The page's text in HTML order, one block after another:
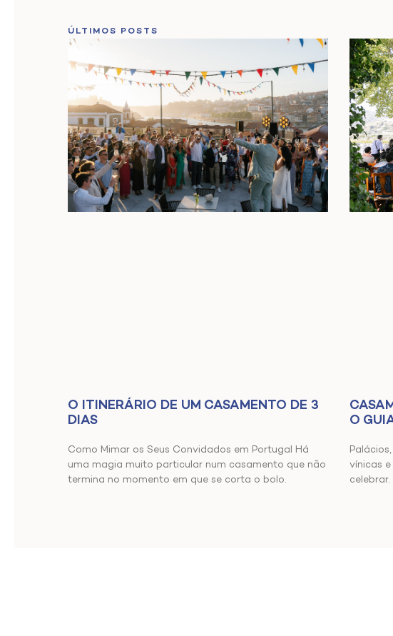
ÚLTIMOS POSTS
O ITINERÁRIO DE UM CASAMENTO DE 3
DIAS
Como Mimar os Seus Convidados em Portugal Há
uma magia muito particular num casamento que não
termina no momento em que se corta o bolo.
O
vínicas